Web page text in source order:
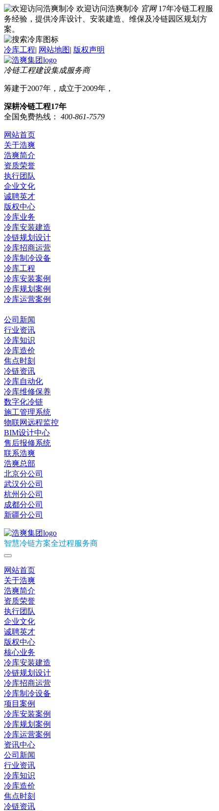
欢迎访问浩爽制冷 官网 17年冷链工程服
务经验，提供冷库设计、安装建造、维保及冷链园区规划方
案。
冷库工程| 网站地图| 版权声明
冷链工程建设集成服务商
筹建于2007年，成立于2009年，
深耕冷链工程17年
全国免费热线：
400-861-7579
网站首页
关于浩爽
浩爽简介
资质荣誉
执行团队
企业文化
诚聘英才
版权中心
冷库业务
冷库安装建造
冷链规划设计
冷库招商运营
冷库制冷设备
冷库工程
冷库安装案例
冷库规划案例
冷库运营案例
公司新闻
行业资讯
冷库知识
冷库造价
焦点时刻
冷链资讯
冷库自动化
冷库维修保养
数字化冷链
施工管理系统
物联网远程监控
BIM设计中心
售后报修系统
联系浩爽
浩爽总部
北京分公司
武汉分公司
杭州分公司
成都分公司
新疆分公司
智慧冷链方案全过程服务商
网站首页
关于浩爽
浩爽简介
资质荣誉
执行团队
企业文化
诚聘英才
版权中心
核心业务
冷库安装建造
冷链规划设计
冷库招商运营
冷库制冷设备
项目案例
冷库安装案例
冷库规划案例
冷库运营案例
资讯中心
公司新闻
行业资讯
冷库知识
冷库造价
焦点时刻
冷链资讯